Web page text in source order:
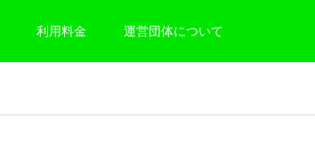
利用料金 運営団体について